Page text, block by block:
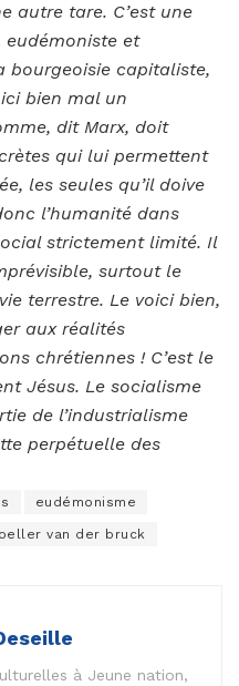
autre tare. C’est une
et
bourgeoisie capitaliste,
bien mal un
dit Marx, doit
qui lui permettent
les seules qu’il doive
l’humanité dans
strictement limité. Il
surtout le
terrestre. Le voici bien,
aux réalités
chrétiennes ! C’est le
Jésus. Le socialisme
de l’indus­trialisme
perpétuelle des
eudémonisme
van der bruck
à Jeune nation,